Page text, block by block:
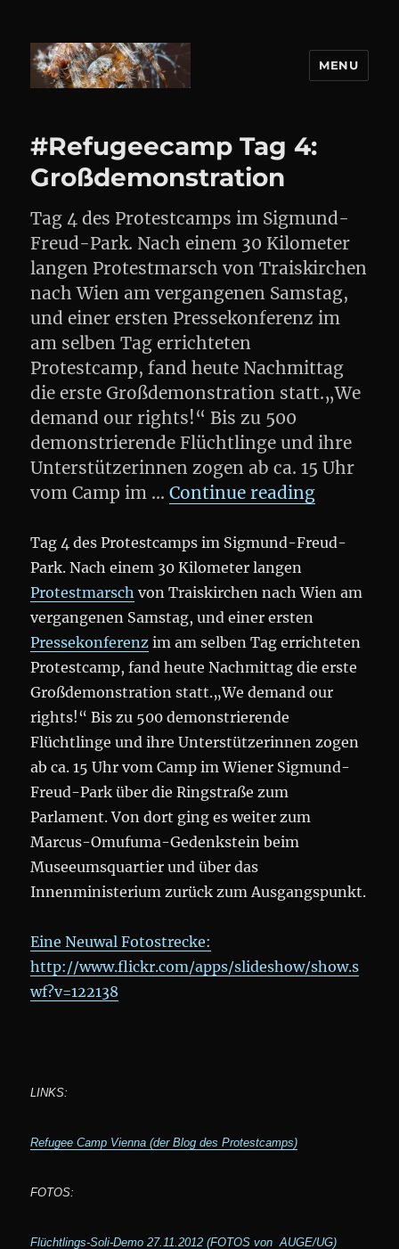
MENU
#Refugeecamp Tag 4:
Großdemonstration
Tag 4 des Protestcamps im Sigmund-
Freud-Park. Nach einem 30 Kilometer
langen Protestmarsch von Traiskirchen
nach Wien am vergangenen Samstag,
und einer ersten Pressekonferenz im
am selben Tag errichteten
Protestcamp, fand heute Nachmittag
die erste Großdemonstration statt.„We
demand our rights!“ Bis zu 500
demonstrierende Flüchtlinge und ihre
Unterstützerinnen zogen ab ca. 15 Uhr
vom Camp im …Continue reading
Tag 4 des Protestcamps im Sigmund-Freud-
Park. Nach einem 30 Kilometer langen
Protestmarsch von Traiskirchen nach Wien am
vergangenen Samstag, und einer ersten
Pressekonferenz im am selben Tag errichteten
Protestcamp, fand heute Nachmittag die erste
Großdemonstration statt.„We demand our
rights!“ Bis zu 500 demonstrierende
Flüchtlinge und ihre Unterstützerinnen zogen
ab ca. 15 Uhr vom Camp im Wiener Sigmund-
Freud-Park über die Ringstraße zum
Parlament. Von dort ging es weiter zum
Marcus-Omufuma-Gedenkstein beim
Museeumsquartier und über das
Innenministerium zurück zum Ausgangspunkt.
Eine Neuwal Fotostrecke:
http://www.flickr.com/apps/slideshow/show.s
wf?v=122138
LINKS:
Refugee Camp Vienna (der Blog des Protestcamps)
FOTOS:
Flüchtlings-Soli-Demo 27.11.2012 (FOTOS von AUGE/UG)